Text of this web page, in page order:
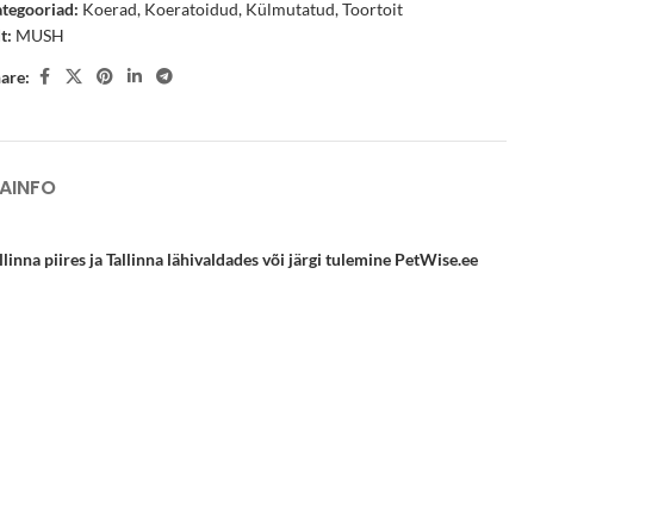
Koerad, Koeratoidud, Külmutatud,Toortoit
MUSH
piires ja Tallinna lähivaldades või järgi tulemine PetWise.ee